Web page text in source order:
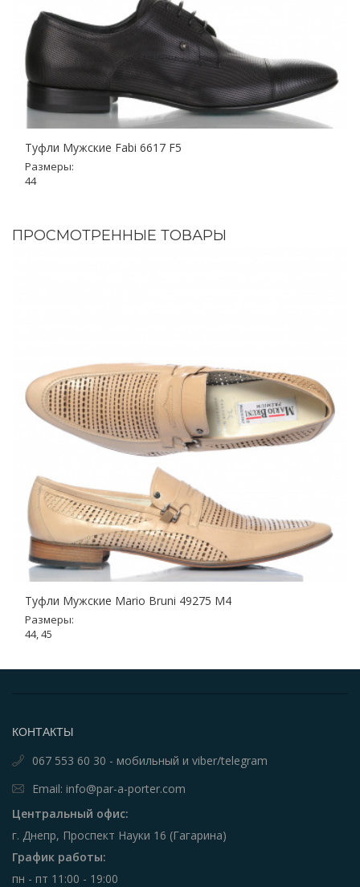
Туфли Мужские Fabi 6617 F5
Размеры:
44
ПРОСМОТРЕННЫЕ ТОВАРЫ
Туфли Мужские Mario Bruni 49275 M4
Размеры:
44, 45
КОНТАКТЫ
067 553 60 30 - мобильный и viber/telegram
Email: info@par-a-porter.com
Центральный офис:
г. Днепр, Проспект Науки 16 (Гагарина)
График работы:
пн - пт 11:00 - 19:00